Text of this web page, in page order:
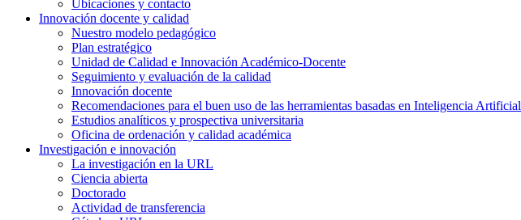
Ubicaciones y contacto
Innovación docente y calidad
Nuestro modelo pedagógico
Plan estratégico
Unidad de Calidad e Innovación Académico-Docente
Seguimiento y evaluación de la calidad
Innovación docente
Recomendaciones para el buen uso de las herramientas basadas en Inteligencia Artificial
Estudios analíticos y prospectiva universitaria
Oficina de ordenación y calidad académica
Investigación e innovación
La investigación en la URL
Ciencia abierta
Doctorado
Actividad de transferencia